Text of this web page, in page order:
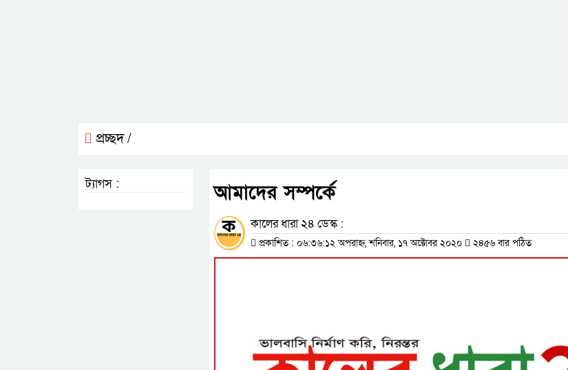
প্রচ্ছদ /
আমাদের সম্পর্কে
কালের ধারা ২৪ ডেস্ক :
প্রকাশিত : ০৬:৩৬:১২ অপরাহ্ন, শনিবার, ১৭ অক্টোবর ২০২০ ২৪৫৬ বার পঠিত
ট্যাগস :